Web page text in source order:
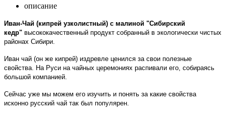
описание
Иван-Чай (кипрей узколистный) с малиной "Сибирский
кедр" высококачественный продукт собранный в экологически чистых
районах Сибири.
Иван чай (он же кипрей) издревле ценился за свои полезные
свойства. На Руси на чайных церемониях распивали его, собираясь
большой компанией.
Сейчас уже мы можем его изучить и понять за какие свойства
исконно русский чай так был популярен.